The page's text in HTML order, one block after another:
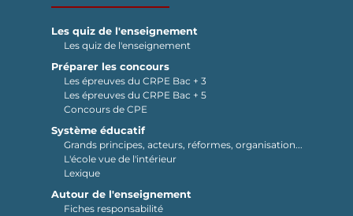
Les quiz de l'enseignement
Les quiz de l'enseignement
Préparer les concours
Les épreuves du CRPE Bac + 3
Les épreuves du CRPE Bac + 5
Concours de CPE
Système éducatif
Grands principes, acteurs, réformes, organisation...
L'école vue de l'intérieur
Lexique
Autour de l'enseignement
Fiches responsabilité